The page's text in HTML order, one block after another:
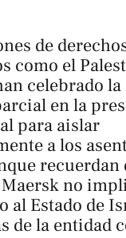
de
como el
celebrado
en la
para aislar
a los
recuerdan
no
al Estado de
de la entidad